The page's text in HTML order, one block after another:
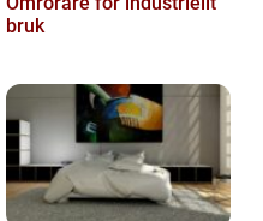
bruk